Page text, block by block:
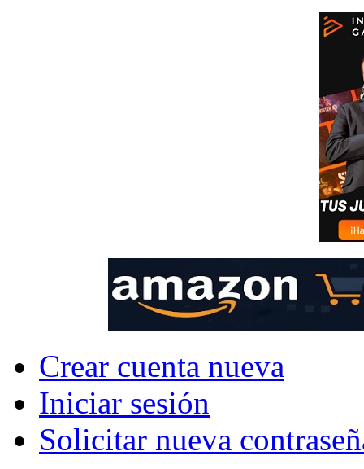
Crear cuenta nueva
Iniciar sesión
Solicitar nueva